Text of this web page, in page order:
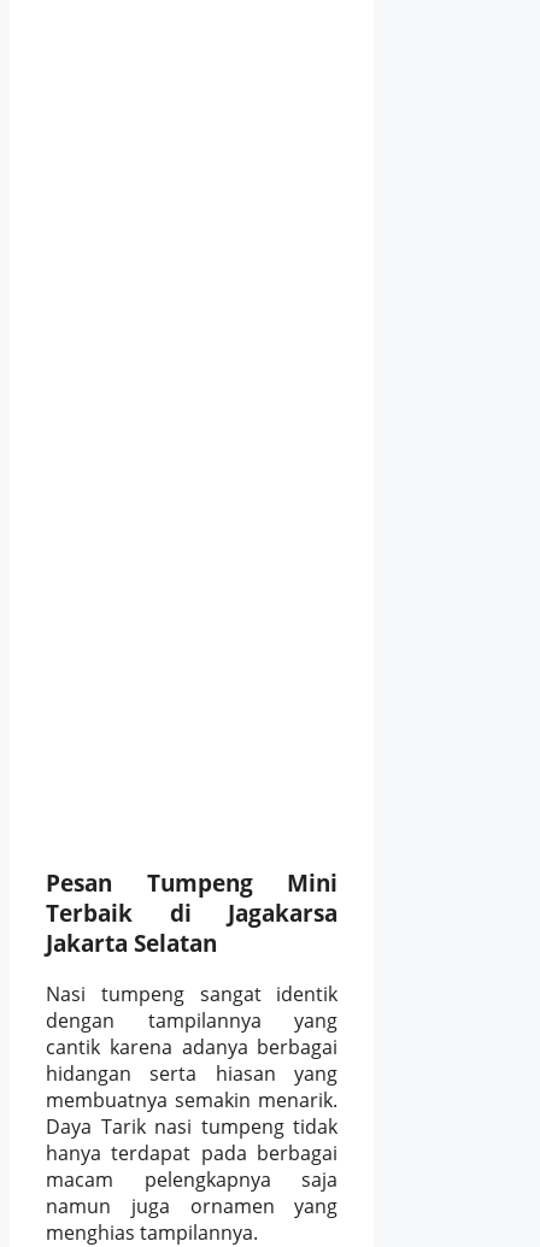
Pesan Tumpeng Mini
Terbaik di Jagakarsa
Jakarta Selatan
Nasi tumpeng sangat identik
dengan tampilannya yang
cantik karena adanya berbagai
hidangan serta hiasan yang
membuatnya semakin menarik.
Daya Tarik nasi tumpeng tidak
hanya terdapat pada berbagai
macam pelengkapnya saja
namun juga ornamen yang
menghias tampilannya.